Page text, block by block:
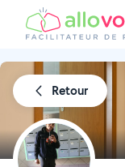
Retour